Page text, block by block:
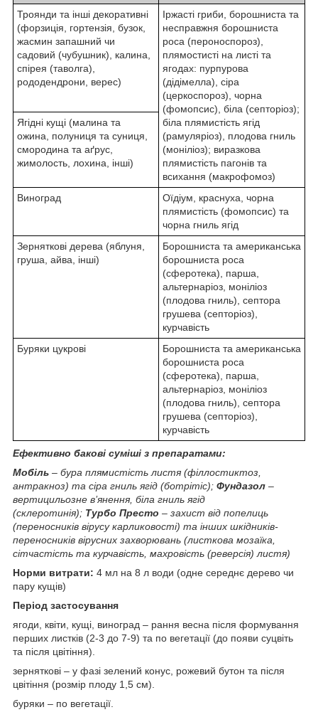
Троянди та інші декоративні
(форзиція, гортензія, бузок,
жасмин запашний чи
садовий (чубушник), калина,
спірея (таволга),
рододендрони, верес)
Іржасті гриби, борошниста та
несправжня борошниста
роса (пероноспороз),
плямостисті на листі та
ягодах: пурпурова
(дідімелла), сіра
(церкоспороз), чорна
(фомопсис), біла (септоріоз);
біла плямистість ягід
(рамуляріоз), плодова гниль
(моніліоз); виразкова
плямистість пагонів та
всихання (макрофомоз)
Ягідні кущі (малина та
ожина, полуниця та суниця,
смородина та аґрус,
жимолость, лохина, інші)
Виноград
Оїдіум, краснуха, чорна
плямистість (фомопсис) та
чорна гниль ягід
Зерняткові дерева (яблуня,
груша, айва, інші)
Борошниста та американська
борошниста роса
(сферотека), парша,
альтернаріоз, моніліоз
(плодова гниль), септора
грушева (септоріоз),
курчавість
Буряки цукрові
Борошниста та американська
борошниста роса
(сферотека), парша,
альтернаріоз, моніліоз
(плодова гниль), септора
грушева (септоріоз),
курчавість
Ефективно бакові суміші з препаратами:
Мобіль – бура плямистість листя (філлостиктоз,
антракноз) та сіра гниль ягід (ботрітіс); Фундазол –
вертицильозне в’янення, біла гниль ягід
(склеротинія); Турбо Престо – захист від попелиць
(переносників вірусу карликовості) та інших шкідників-
переносників вірусних захворювань (листкова мозаїка,
сітчастість та курчавість, махровість (реверсія) листя)
Норми витрати: 4 мл на 8 л води (одне середнє дерево чи
пару кущів)
Період застосування
ягоди, квіти, кущі, виноград – рання весна після формування
перших листків (2-3 до 7-9) та по вегетації (до появи суцвіть
та після цвітіння).
зерняткові – у фазі зелений конус, рожевий бутон та після
цвітіння (розмір плоду 1,5 см).
буряки – по вегетації.